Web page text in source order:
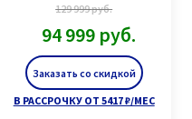
Заказать со скидкой
129 999руб.
94 999 руб.
В РАССРОЧКУ ОТ 5417 ₽/МЕС